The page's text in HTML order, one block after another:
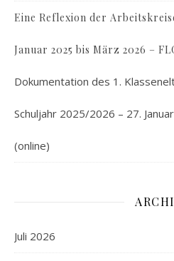
Eine Reflexion der
Januar 2025 bis März 2026 –
Dokumentation des 1.
Schuljahr 2025/2026 – 27.
(online)
Juli 2026